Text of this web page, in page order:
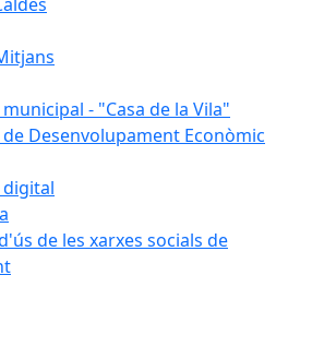
- "Casa de la Vila"
Desenvolupament Econòmic
de les xarxes socials de